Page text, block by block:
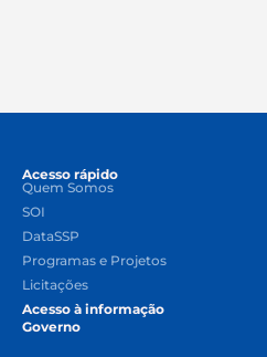
Acesso rápido
Quem Somos
SOI
DataSSP
Programas e Projetos
Licitações
Acesso à informação
Governo